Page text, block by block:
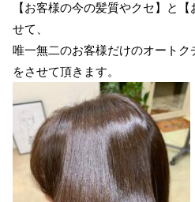
【お客様の今の髪質やクセ】と
せて、
唯一無二のお客様だけのオートク
をさせて頂きます。